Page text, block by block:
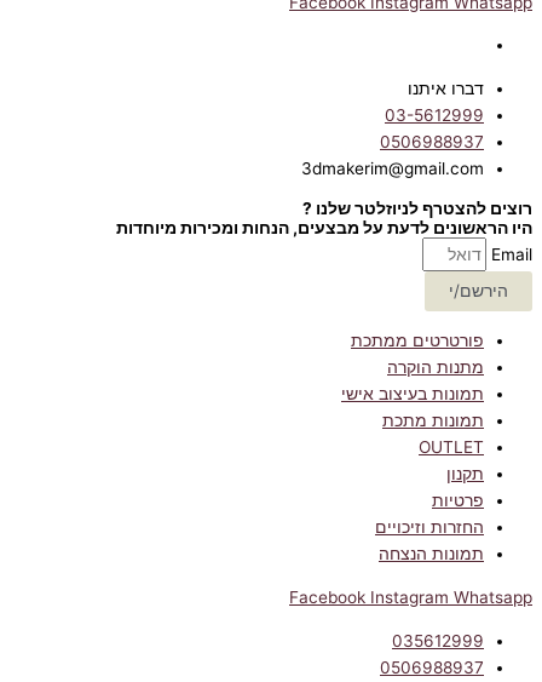
דברו איתנו
03-5612999
0506988937
3dmakerim@gmail.com
רוצים להצטרף לניוזלטר שלנו ?
היו הראשונים לדעת על מבצעים, הנחות ומכירות מיוחדות
Email
הירשם/י
פורטרטים ממתכת
מתנות הוקרה
תמונות בעיצוב אישי
תמונות מתכת
OUTLET
תקנון
פרטיות
החזרות וזיכויים
תמונות הנצחה
Facebook Instagram Whatsapp
035612999
0506988937